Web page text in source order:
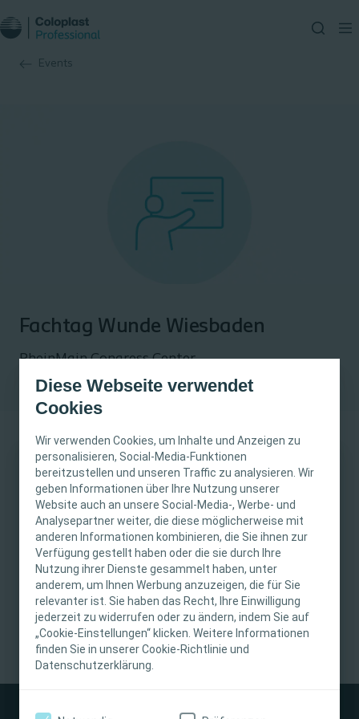
Diese Webseite verwendet
Cookies
Wir verwenden Cookies, um Inhalte und Anzeigen zu
personalisieren, Social-Media-Funktionen
bereitzustellen und unseren Traffic zu analysieren. Wir
geben Informationen über Ihre Nutzung unserer
Website auch an unsere Social-Media-, Werbe- und
Analysepartner weiter, die diese möglicherweise mit
anderen Informationen kombinieren, die Sie ihnen zur
Verfügung gestellt haben oder die sie durch Ihre
Nutzung ihrer Dienste gesammelt haben, unter
anderem, um Ihnen Werbung anzuzeigen, die für Sie
relevanter ist. Sie haben das Recht, Ihre Einwilligung
jederzeit zu widerrufen oder zu ändern, indem Sie auf
„Cookie-Einstellungen“ klicken. Weitere Informationen
finden Sie in unserer Cookie-Richtlinie und
Datenschutzerklärung.
Events
WICHTIGER HINWEIS
Diese Website richtet sich nur an medizinisches
Fachpersonal. Der Inhalt der Website ist für
fachliche Informations- und Fortbildungszwecke
bestimmt. Coloplast bietet keinen individuellen
medizinischen Rat. Die Verantwortung für die
individuelle Patientenversorgung liegt beim
medizinischen Fachpersonal. Detaillierte
Produktinformationen zu den vorgestellten
Produkten, einschließlich Anwendungshinweise,
Vorsichtsmaßnahmen und Warnhinweisen,
Fachtag Wunde Wiesbaden
RheinMain Congress Center
29. Oktober 2025
RheinMain Congress
Center, Friedrich-Ebert-
Allee 1, 65185 Wiesbaden
Veranstaltungspreis
Wundversorgung
Präsenz-Veranstaltung